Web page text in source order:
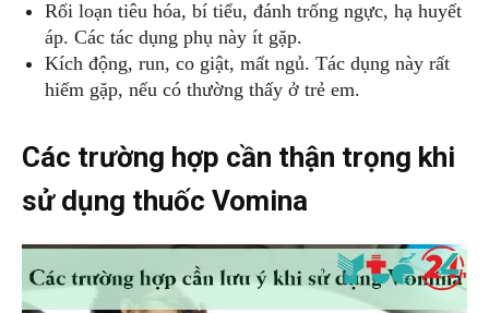
Rối loạn tiêu hóa, bí tiểu, đánh trống ngực, hạ huyết
áp. Các tác dụng phụ này ít gặp.
Kích động, run, co giật, mất ngủ. Tác dụng này rất
hiếm gặp, nếu có thường thấy ở trẻ em.
Các trường hợp cần thận trọng khi
sử dụng thuốc Vomina